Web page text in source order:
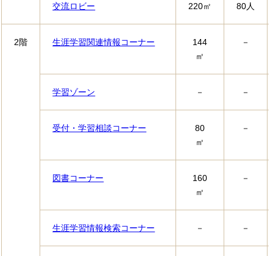
交流ロビー 220㎡ 80人
2階 生涯学習関連情報コーナー
144
㎡
－
学習ゾーン － －
受付・学習相談コーナー
80
㎡
－
図書コーナー
160
㎡
－
生涯学習情報検索コーナー － －